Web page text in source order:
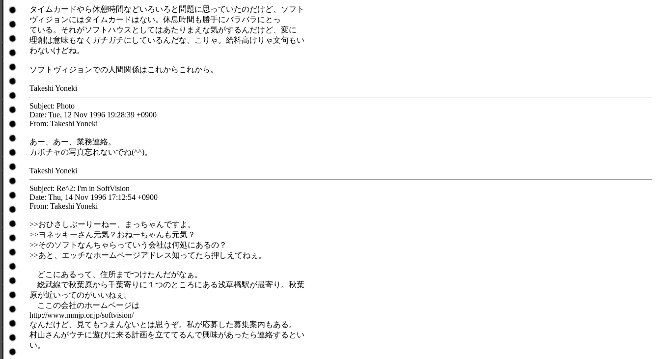
タイムカードやら休憩時間などいろいろと問題に思っていたのだけど、ソフト
ヴィジョンにはタイムカードはない。休息時間も勝手にバラバラにとっ
ている。それがソフトハウスとしてはあたりまえな気がするんだけど、変に
理創は意味もなくガチガチにしているんだな、こりゃ。給料高けりゃ文句もい
わないけどね。
ソフトヴィジョンでの人間関係はこれからこれから。
Takeshi Yoneki
Subject: Photo
Date: Tue, 12 Nov 1996 19:28:39 +0900
From: Takeshi Yoneki
あー、あー、業務連絡。
カボチャの写真忘れないでね(^^)。
Takeshi Yoneki
Subject: Re^2: I'm in SoftVision
Date: Thu, 14 Nov 1996 17:12:54 +0900
From: Takeshi Yoneki
>>おひさしぶーりーねー、まっちゃんですよ。
>>ヨネッキーさん元気？おねーちゃんも元気？
>>そのソフトなんちゃらっていう会社は何処にあるの？
>>あと、エッチなホームページアドレス知ってたら押しえてねぇ。
どこにあるって、住所までつけたんだがなぁ。
総武線で秋葉原から千葉寄りに１つのところにある浅草橋駅が最寄り。秋葉
原が近いってのがいいねぇ。
ここの会社のホームページは
http://www.mmjp.or.jp/softvision/
なんだけど、見てもつまんないとは思うぞ。私が応募した募集案内もある。
村山さんがウチに遊びに来る計画を立ててるんで興味があったら連絡するとい
い。